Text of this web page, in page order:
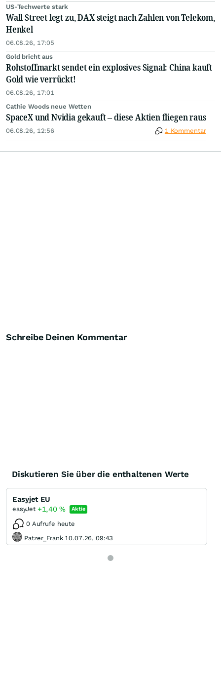
US-Techwerte stark
Wall Street legt zu, DAX steigt nach Zahlen von Telekom,
Henkel
06.08.26, 17:05
Gold bricht aus
Rohstoffmarkt sendet ein explosives Signal: China kauft
Gold wie verrückt!
06.08.26, 17:01
Cathie Woods neue Wetten
SpaceX und Nvidia gekauft – diese Aktien fliegen raus
06.08.26, 12:56 1 Kommentar
Schreibe Deinen Kommentar
Diskutieren Sie über die enthaltenen Werte
Easyjet EU
easyJet +1,40% Aktie
0 Aufrufe heute
Patzer_Frank 10.07.26, 09:43